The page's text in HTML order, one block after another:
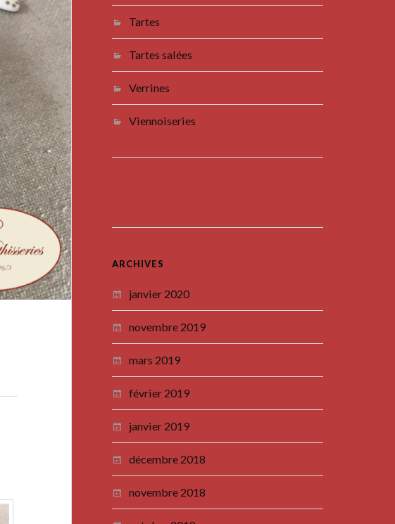
Tartes
Tartes salées
Verrines
Viennoiseries
ARCHIVES
janvier 2020
novembre 2019
mars 2019
février 2019
janvier 2019
décembre 2018
novembre 2018